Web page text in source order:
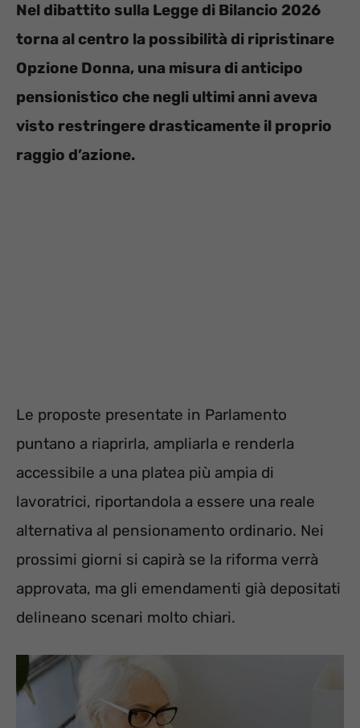
Nel dibattito sulla Legge di Bilancio 2026
torna al centro la possibilità di ripristinare
Opzione Donna, una misura di anticipo
pensionistico che negli ultimi anni aveva
visto restringere drasticamente il proprio
raggio d’azione.
Le proposte presentate in Parlamento
puntano a riaprirla, ampliarla e renderla
accessibile a una platea più ampia di
lavoratrici, riportandola a essere una reale
alternativa al pensionamento ordinario. Nei
prossimi giorni si capirà se la riforma verrà
approvata, ma gli emendamenti già depositati
delineano scenari molto chiari.